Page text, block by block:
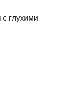
глухими